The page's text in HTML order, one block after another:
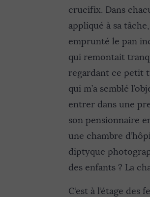
crucifix. Dans
appliqué à sa
emprunté le pan
qui remontait
regardant ce petit
qui m’a semblé
entrer dans une
son pensionnaire
une chambre
diptyque
des enfants ? La
C’est à l’étage